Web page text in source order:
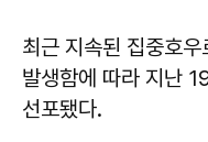
최근 지속된 집중호
발생함에 따라 지난
선포됐다.